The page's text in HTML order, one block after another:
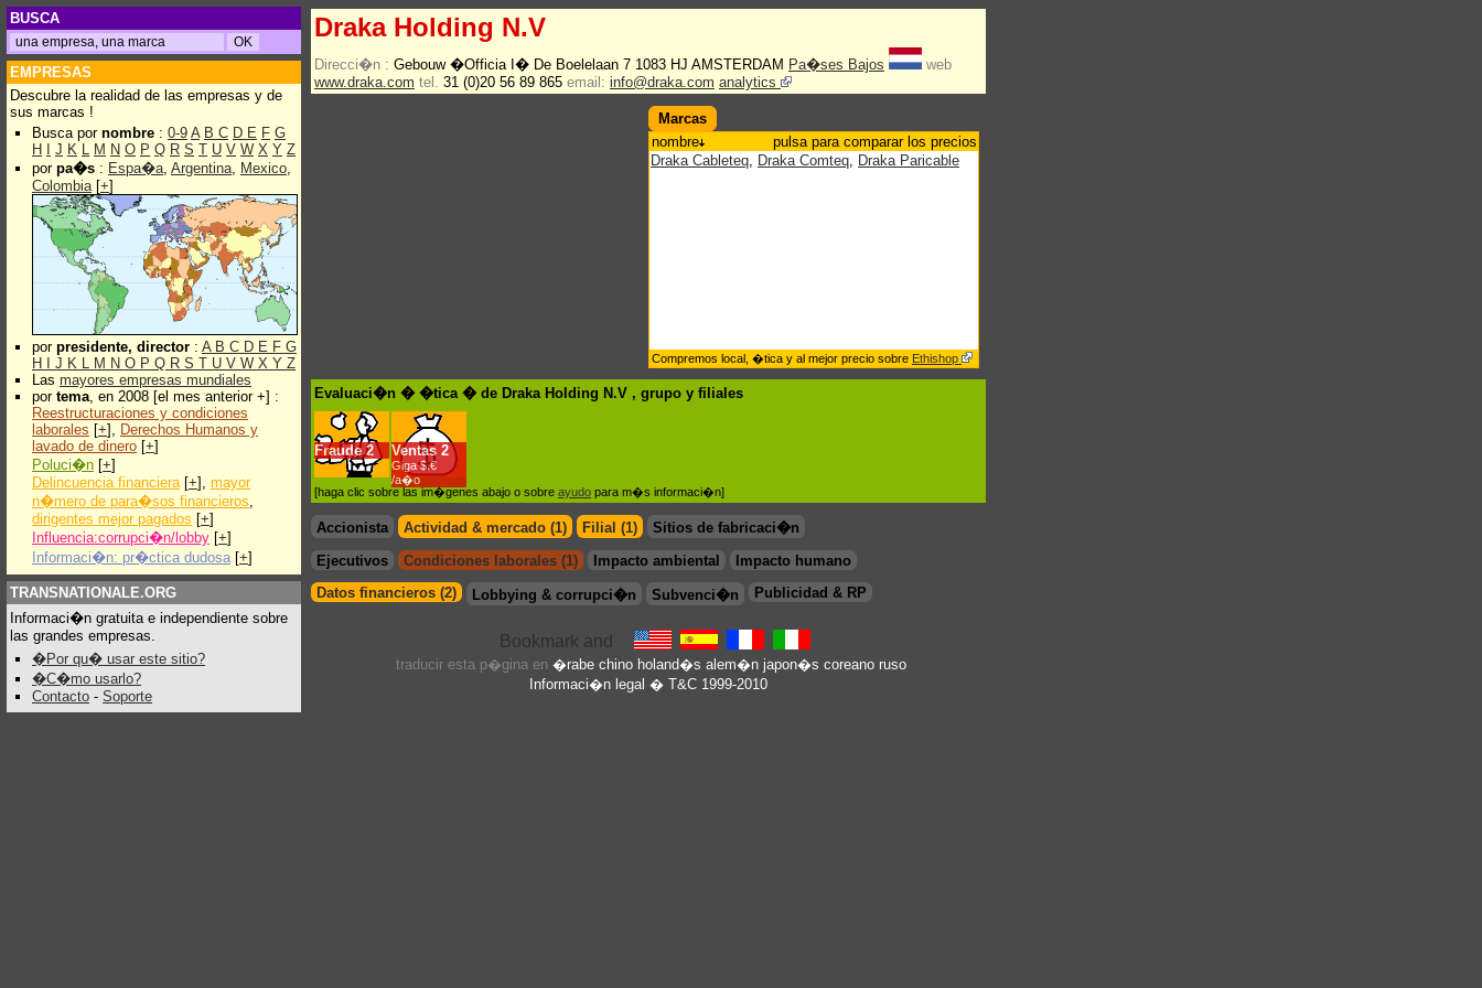
BUSCA
EMPRESAS
Descubre la realidad de las empresas y de
sus marcas !
Busca por nombre : 0-9 A B C D E F G
H
J K L M N O P Q R S T U V W X Y Z
por pa�s : Espa�a, Argentina, Mexico,
Colombia[+]
por presidente, director : A B C D E F G
H
J K L M N O P Q R S T U V W X Y Z
Las mayores empresas mundiales
por tema, en 2008 [el mes anterior +] :
Reestructuraciones y condiciones
laborales [+], Derechos Humanos y
lavado de dinero [+]
Poluci�n [+]
Delincuencia financiera[+], mayor
n�mero de para�sos financieros,
dirigentes mejor pagados [+]
Influencia:corrupci�n/lobby [+]
Informaci�n: pr�ctica dudosa [+]
TRANSNATIONALE.ORG
Informaci�n gratuita e independiente sobre
las grandes empresas.
�Por qu� usar este sitio?
�C�mo usarlo?
Contacto - Soporte
Draka Holding N.V
Direcci�n : Gebouw �Officia I� De Boelelaan 7 1083 HJ AMSTERDAM Pa�ses Bajos
web
www.draka.com tel. 31 (0)20 56 89 865 email: info@draka.com analytics
Marcas
nombre
pulsa para comparar los precios
Draka Cableteq, Draka Comteq, Draka Paricable
Compremos local, �tica y al mejor precio sobre Ethishop
Evaluaci�n � �tica � de Draka Holding N.V , grupo y filiales
Fraude 2 Ventas 2
Giga $.€
/a�o
[haga clic sobre las im�genes abajo o sobre ayudo para m�s informaci�n]
Accionista Actividad & mercado (1) Filial (1)
Sitios de fabricaci�n
Ejecutivos
Condiciones laborales (1) Impacto ambiental
Impacto humano
Datos financieros (2)
Lobbying & corrupci�n Subvenci�n Publicidad & RP
traducir esta p�gina en �rabe chino holand�s alem�n japon�s coreano ruso
Informaci�n legal � T&C 1999-2010